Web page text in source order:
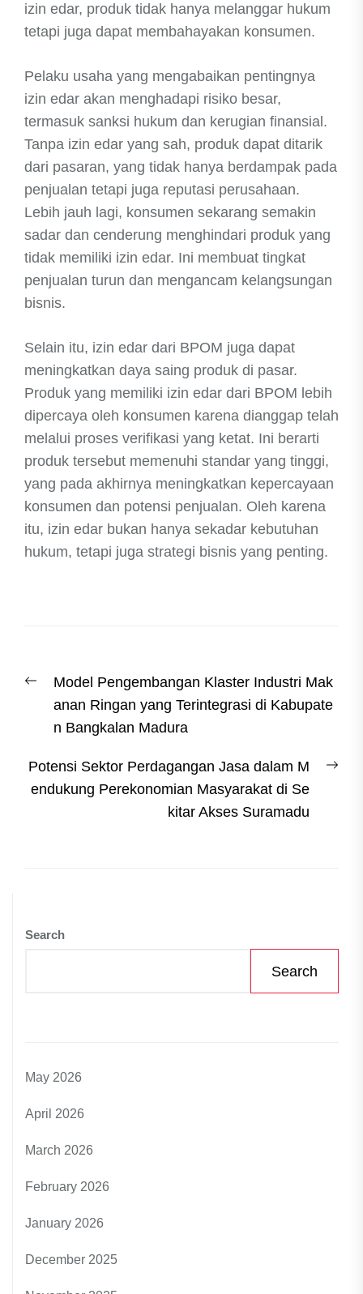
izin edar, produk tidak hanya melanggar hukum
tetapi juga dapat membahayakan konsumen.
Pelaku usaha yang mengabaikan pentingnya
izin edar akan menghadapi risiko besar,
termasuk sanksi hukum dan kerugian finansial.
Tanpa izin edar yang sah, produk dapat ditarik
dari pasaran, yang tidak hanya berdampak pada
penjualan tetapi juga reputasi perusahaan.
Lebih jauh lagi, konsumen sekarang semakin
sadar dan cenderung menghindari produk yang
tidak memiliki izin edar. Ini membuat tingkat
penjualan turun dan mengancam kelangsungan
bisnis.
Selain itu, izin edar dari BPOM juga dapat
meningkatkan daya saing produk di pasar.
Produk yang memiliki izin edar dari BPOM lebih
dipercaya oleh konsumen karena dianggap telah
melalui proses verifikasi yang ketat. Ini berarti
produk tersebut memenuhi standar yang tinggi,
yang pada akhirnya meningkatkan kepercayaan
konsumen dan potensi penjualan. Oleh karena
itu, izin edar bukan hanya sekadar kebutuhan
hukum, tetapi juga strategi bisnis yang penting.
navigation
Previous
post:
Model Pengembangan Klaster Industri Mak
anan Ringan yang Terintegrasi di Kabupate
n Bangkalan Madura
Potensi Sektor Perdagangan Jasa dalam M
endukung Perekonomian Masyarakat di Se
kitar Akses Suramadu
Search
Search
May 2026
April 2026
March 2026
February 2026
January 2026
December 2025